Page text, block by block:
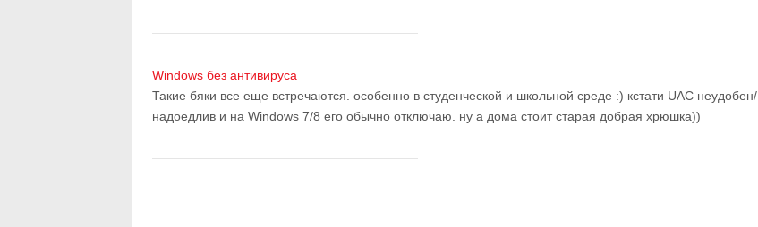
Windows без антивируса
Такие бяки все еще встречаются. особенно в студенческой и школьной среде :) кстати UAC неудобен/
надоедлив и на Windows 7/8 его обычно отключаю. ну а дома стоит старая добрая хрюшка))